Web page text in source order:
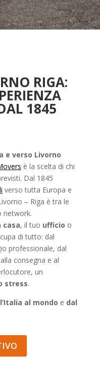
RIGA:
1845
e verso Livorno
è la scelta di chi
Dal 1845
verso tutta Europa e
– Riga è tra le
network.
casa, il tuo ufficio o
di tutto: dal
professionale, dal
consegna e al
un
stress.
al mondo e dal